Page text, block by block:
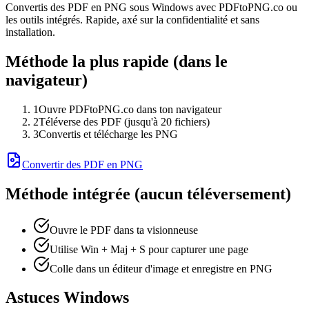
Convertis des PDF en PNG sous Windows avec PDFtoPNG.co ou
les outils intégrés. Rapide, axé sur la confidentialité et sans
installation.
Méthode la plus rapide (dans le
navigateur)
1Ouvre PDFtoPNG.co dans ton navigateur
2Téléverse des PDF (jusqu'à 20 fichiers)
3Convertis et télécharge les PNG
Convertir des PDF en PNG
Méthode intégrée (aucun téléversement)
Ouvre le PDF dans ta visionneuse
Utilise Win + Maj + S pour capturer une page
Colle dans un éditeur d'image et enregistre en PNG
Astuces Windows